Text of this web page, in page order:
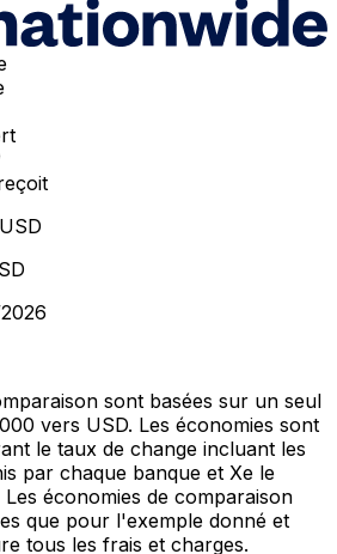
sont basées sur un seul
vers USD. Les économies sont
le taux de change incluant les
par chaque banque et Xe le
économies de comparaison
que pour l'exemple donné et
tous les frais et charges.